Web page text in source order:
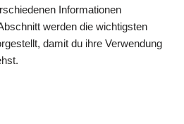
Informationen
werden die wichtigsten
damit du ihre Verwendung